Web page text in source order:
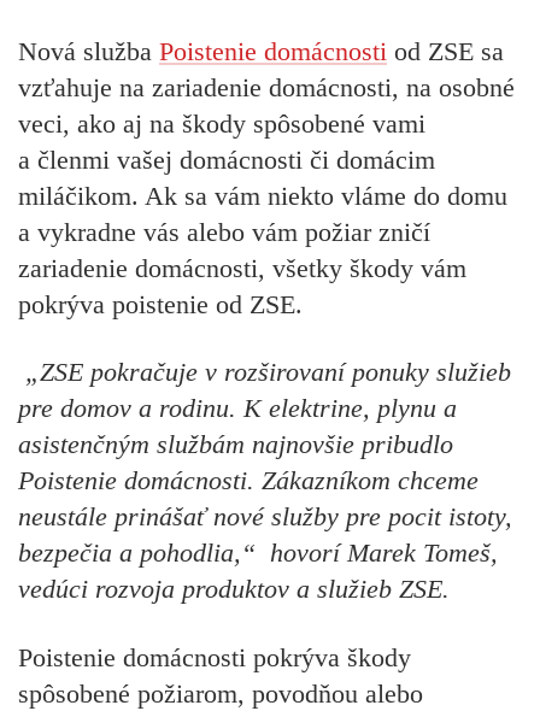
Nová služba Poistenie domácnosti od ZSE sa
vzťahuje na zariadenie domácnosti, na osobné
veci, ako aj na škody spôsobené vami
a členmi vašej domácnosti či domácim
miláčikom. Ak sa vám niekto vláme do domu
a vykradne vás alebo vám požiar zničí
zariadenie domácnosti, všetky škody vám
pokrýva poistenie od ZSE.
„ZSE pokračuje v rozširovaní ponuky služieb
pre domov a rodinu. K elektrine, plynu a
asistenčným službám najnovšie pribudlo
Poistenie domácnosti. Zákazníkom chceme
neustále prinášať nové služby pre pocit istoty,
bezpečia a pohodlia,“ hovorí Marek Tomeš,
vedúci rozvoja produktov a služieb ZSE.
Poistenie domácnosti pokrýva škody
spôsobené požiarom, povodňou alebo